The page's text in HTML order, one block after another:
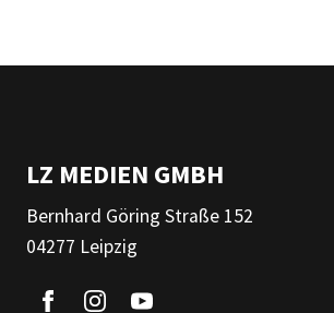
LZ MEDIEN GMBH
Bernhard Göring Straße 152
04277 Leipzig